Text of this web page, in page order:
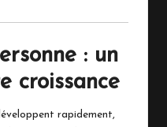
: un
croissance
rapidement,